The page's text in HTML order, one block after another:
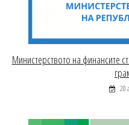
Министерството на финансите
20